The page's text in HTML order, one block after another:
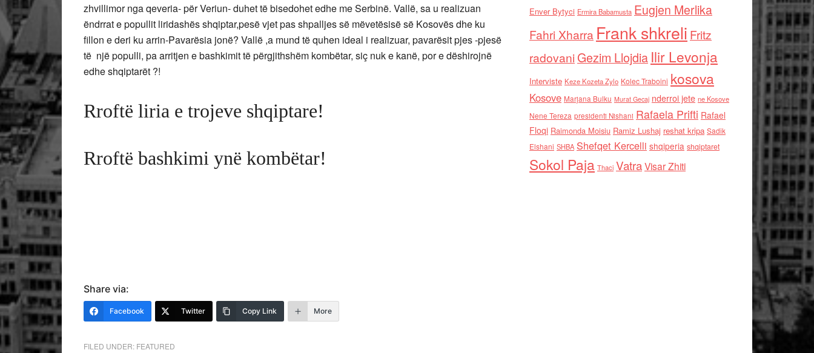
zhvillimor nga qeveria- për Veriun- duhet të bisedohet edhe me Serbinë. Vallë, sa u realizuan
ëndrrat e popullit liridashës shqiptar,pesë vjet pas shpalljes së mëvetësisë së Kosovës dhe ku
fillon e deri ku arrin-Pavarësia jonë? Vallë ,a mund të quhen ideal i realizuar, pavarësit pjes -pjesë
të një populli, pa arritjen e bashkimit të përgjithshëm kombëtar, siç nuk e kanë, por e dëshirojnë
edhe shqiptarët ?!
Rroftë liria e trojeve shqiptare!
Rroftë bashkimi ynë kombëtar!
Share via:
Facebook Twitter Copy Link More
FILED UNDER: FEATURED
Enver Bytyci Ermira Babamusta Eugjen Merlika
Fahri Xharra Frank shkreli Fritz
radovaniGezim Llojdia Ilir Levonja
Interviste Keze Kozeta Zylo Kolec Traboini kosova
Kosove Marjana Bulku Murat Gecaj nderroi jete ne Kosove
Nene Tereza presidenti Nishani Rafaela Prifti Rafael
Floqi Raimonda Moisiu Ramiz Lushaj reshat kripa Sadik
Elshani SHBA Shefqet Kercelli shqiperia shqiptaret
Sokol Paja Thaci VatraVisar Zhiti